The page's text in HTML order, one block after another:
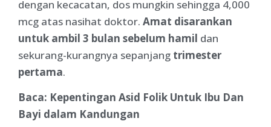
dengan kecacatan, dos mungkin sehingga 4,000
mcg atas nasihat doktor. Amat disarankan
untuk ambil 3 bulan sebelum hamil dan
sekurang-kurangnya sepanjang trimester
pertama.
Baca: Kepentingan Asid Folik Untuk Ibu Dan
Bayi dalam Kandungan